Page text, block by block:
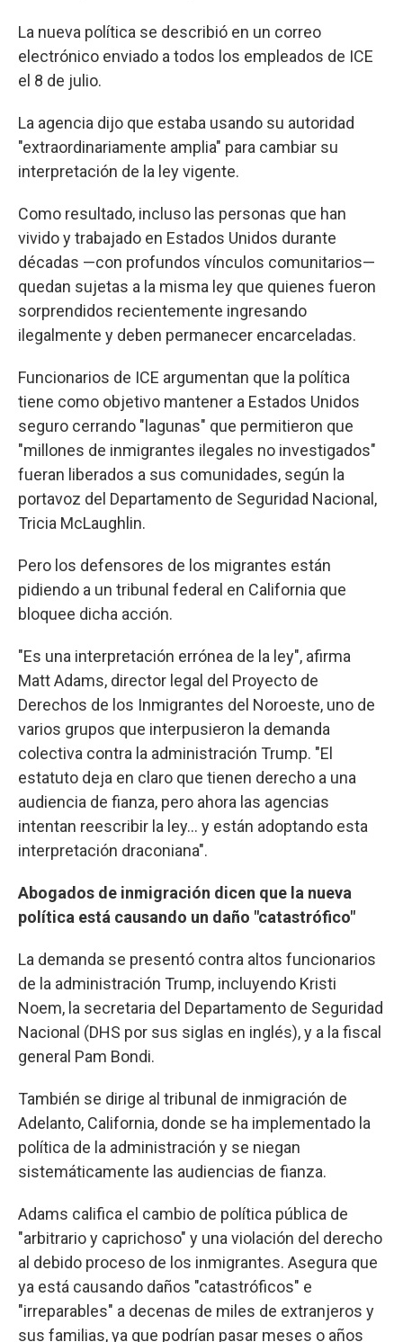
La nueva política se describió en un correo
electrónico enviado a todos los empleados de ICE
el 8 de julio.
La agencia dijo que estaba usando su autoridad
"extraordinariamente amplia" para cambiar su
interpretación de la ley vigente.
Como resultado, incluso las personas que han
vivido y trabajado en Estados Unidos durante
décadas —con profundos vínculos comunitarios—
quedan sujetas a la misma ley que quienes fueron
sorprendidos recientemente ingresando
ilegalmente y deben permanecer encarceladas.
Funcionarios de ICE argumentan que la política
tiene como objetivo mantener a Estados Unidos
seguro cerrando "lagunas" que permitieron que
"millones de inmigrantes ilegales no investigados"
fueran liberados a sus comunidades, según la
portavoz del Departamento de Seguridad Nacional,
Tricia McLaughlin.
Pero los defensores de los migrantes están
pidiendo a un tribunal federal en California que
bloquee dicha acción.
"Es una interpretación errónea de la ley", afirma
Matt Adams, director legal del Proyecto de
Derechos de los Inmigrantes del Noroeste, uno de
varios grupos que interpusieron la demanda
colectiva contra la administración Trump. "El
estatuto deja en claro que tienen derecho a una
audiencia de fianza, pero ahora las agencias
intentan reescribir la ley... y están adoptando esta
interpretación draconiana".
Abogados de inmigración dicen que la nueva
política está causando un daño "catastrófico"
La demanda se presentó contra altos funcionarios
de la administración Trump, incluyendo Kristi
Noem, la secretaria del Departamento de Seguridad
Nacional (DHS por sus siglas en inglés), y a la fiscal
general Pam Bondi.
También se dirige al tribunal de inmigración de
Adelanto, California, donde se ha implementado la
política de la administración y se niegan
sistemáticamente las audiencias de fianza.
Adams califica el cambio de política pública de
"arbitrario y caprichoso" y una violación del derecho
al debido proceso de los inmigrantes. Asegura que
ya está causando daños "catastróficos" e
"irreparables" a decenas de miles de extranjeros y
sus familias, ya que podrían pasar meses o años